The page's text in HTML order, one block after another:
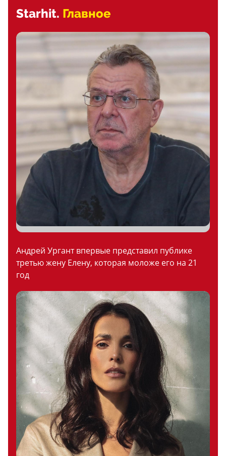
Starhit. Главное
Андрей Ургант впервые представил публике
третью жену Елену, которая моложе его на 21
год